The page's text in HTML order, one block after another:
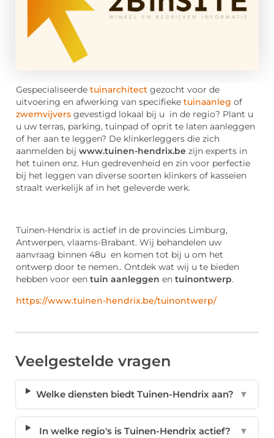
Gespecialiseerde tuinarchitect gezocht voor de
uitvoering en afwerking van specifieke tuinaanleg of
zwemvijvers gevestigd lokaal bij u in de regio? Plant u
u uw terras, parking, tuinpad of oprit te laten aanleggen
of her aan te leggen? De klinkerleggers die zich
aanmelden bij www.tuinen-hendrix.be zijn experts in
het tuinen enz. Hun gedrevenheid en zin voor perfectie
bij het leggen van diverse soorten klinkers of kasseien
straalt werkelijk af in het geleverde werk.
Tuinen-Hendrix is actief in de provincies Limburg,
Antwerpen, vlaams-Brabant. Wij behandelen uw
aanvraag binnen 48u en komen tot bij u om het
ontwerp door te nemen.. Ontdek wat wij u te bieden
hebben voor een tuin aanleggen en tuinontwerp.
https://www.tuinen-hendrix.be/tuinontwerp/
Veelgestelde vragen
Welke diensten biedt Tuinen-Hendrix aan? ▼
In welke regio's is Tuinen-Hendrix actief? ▼